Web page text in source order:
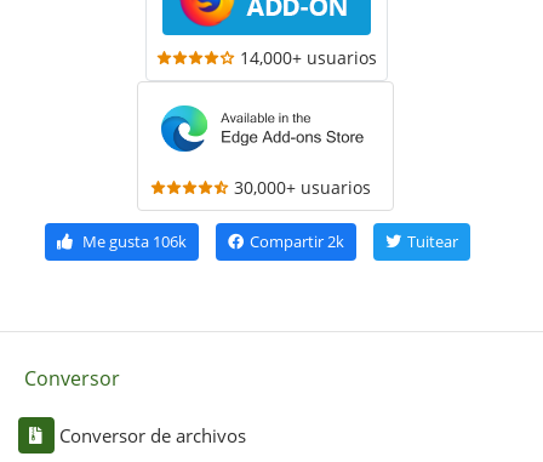
14,000+ usuarios
30,000+ usuarios
Me gusta106k Compartir2k Tuitear
Conversor
Conversor de archivos